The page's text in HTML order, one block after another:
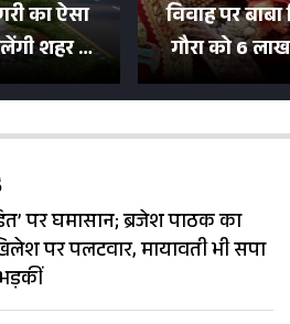
का ऐसा
शहर की
विवाह पर
गौरा को 6
500 भक्तों
पर घमासान; ब्रजेश पाठक का
पर पलटवार, मायावती भी सपा